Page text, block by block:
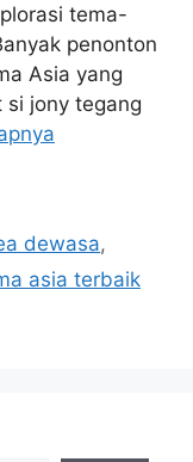
tema-
penonton
Asia yang
si jony tegang
dewasa,
asia terbaik